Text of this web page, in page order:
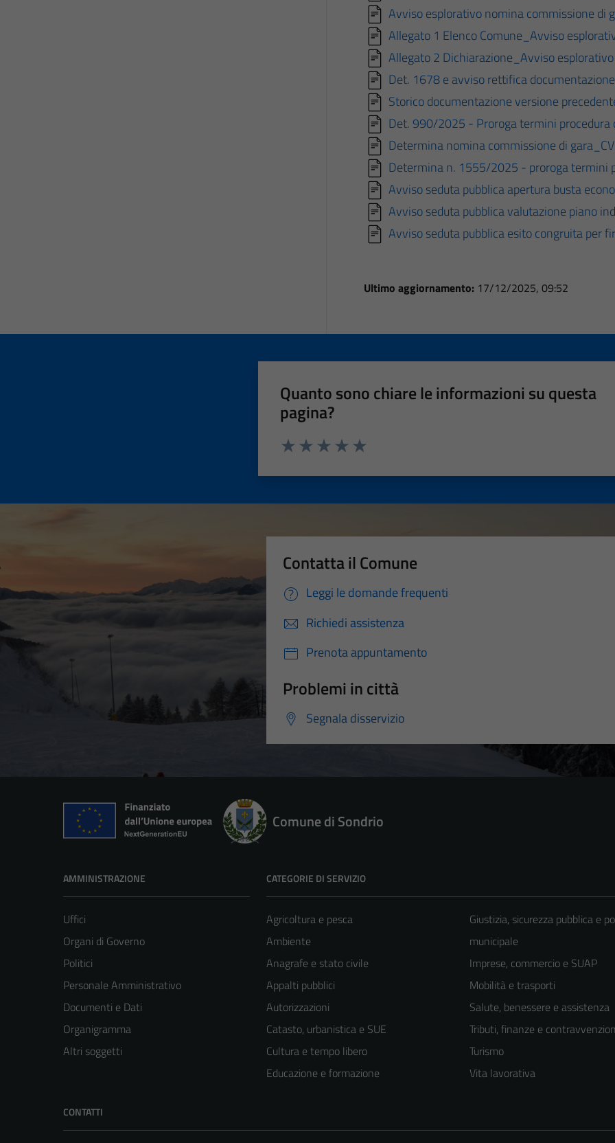
Avviso esplorativo nomina commissione di
Allegato 1 Elenco Comune_Avviso
Allegato 2 Dichiarazione_Avviso
Det. 1678 e avviso rettifica documentazione
Storico documentazione versione
Det. 990/2025 - Proroga termini procedura
Determina nomina commissione di gara_CV
Determina n. 1555/2025 - proroga termini
Avviso seduta pubblica apertura busta
Avviso seduta pubblica valutazione piano
Avviso seduta pubblica esito congruita per
Ultimo aggiornamento: 17/12/2025, 09:52
Quanto sono chiare le informazioni su questa
pagina?
Contatta il Comune
Leggi le domande frequenti
Richiedi assistenza
Prenota appuntamento
Problemi in città
Segnala disservizio
Comune di Sondrio
AMMINISTRAZIONE
Uffici
Organi di Governo
Politici
Personale Amministrativo
Documenti e Dati
Organigramma
Altri soggetti
CATEGORIE DI SERVIZIO
Agricoltura e pesca
Ambiente
Anagrafe e stato civile
Appalti pubblici
Autorizzazioni
Catasto, urbanistica e SUE
Cultura e tempo libero
Educazione e formazione
Giustizia, sicurezza pubblica e
municipale
Imprese, commercio e SUAP
Mobilità e trasporti
Salute, benessere e assistenza
Tributi, finanze e
Turismo
Vita lavorativa
CONTATTI
Tecnici